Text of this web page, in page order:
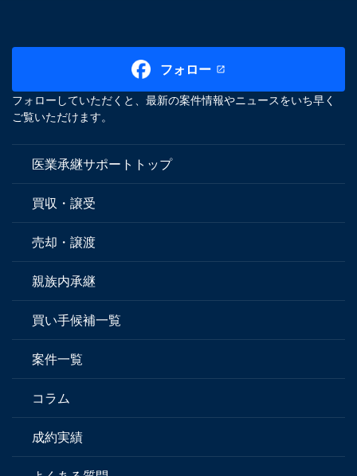
フォロー
フォローしていただくと、最新の案件情報やニュースをいち早く
ご覧いただけます。
医業承継サポートトップ
買収・譲受
売却・譲渡
親族内承継
買い手候補一覧
案件一覧
コラム
成約実績